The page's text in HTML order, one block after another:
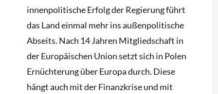
innenpolitische Erfolg der Regierung führt
das Land einmal mehr ins außenpolitische
Abseits. Nach 14 Jahren Mitgliedschaft in
der Europäischen Union setzt sich in Polen
Ernüchterung über Europa durch. Diese
hängt auch mit der Finanzkrise und mit